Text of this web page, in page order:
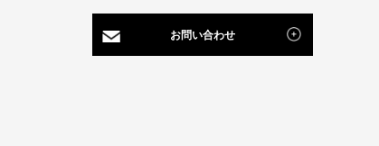
お問い合わせ